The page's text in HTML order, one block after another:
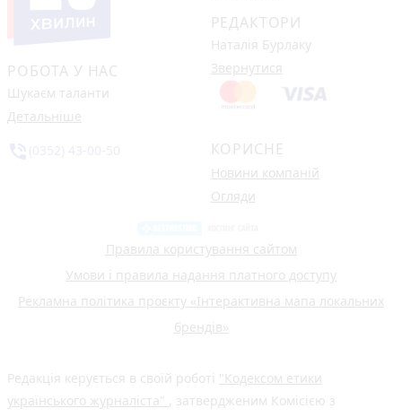
РОБОТА У НАС
Шукаєм таланти
Детальніше
РЕДАКТОРИ
Наталія Бурлаку
Звернутися
КОРИСНЕ
Новини компаній
Огляди
Правила користування сайтом
Умови і правила надання платного доступу
Рекламна політика проєкту «Інтерактивна мапа локальних
брендів»
Редакція керується в своїй роботі "Кодексом етики
українського журналіста" , затвердженим Комісією з